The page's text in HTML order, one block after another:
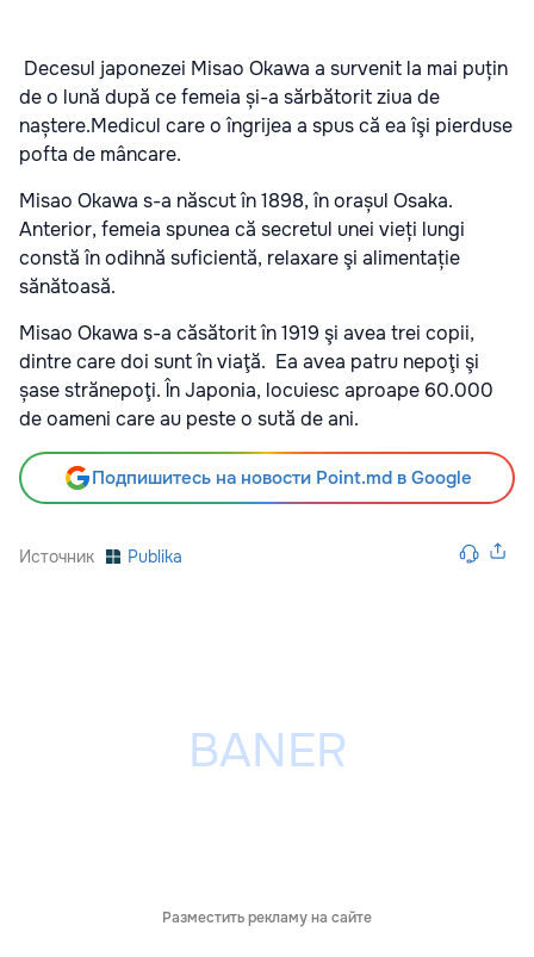
Decesul japonezei Misao Okawa a survenit la mai puțin
de o lună după ce femeia și-a sărbătorit ziua de
naștere.Medicul care o îngrijea a spus că ea îşi pierduse
pofta de mâncare.
Misao Okawa s-a născut în 1898, în orașul Osaka.
Anterior, femeia spunea că secretul unei vieți lungi
constă în odihnă suficientă, relaxare şi alimentație
sănătoasă.
Misao Okawa s-a căsătorit în 1919 şi avea trei copii,
dintre care doi sunt în viaţă. Ea avea patru nepoţi şi
șase strănepoţi. În Japonia, locuiesc aproape 60.000
de oameni care au peste o sută de ani.
Подпишитесь на новости Point.md в Google
Источник Publika
Разместить рекламу на сайте